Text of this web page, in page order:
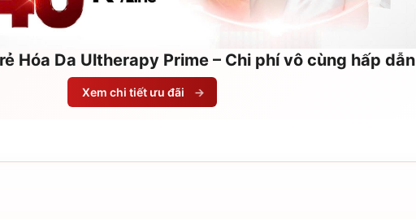
Hóa Da Ultherapy Prime – Chi phí vô cùng hấp dẫn
Xem chi tiết ưu đãi →